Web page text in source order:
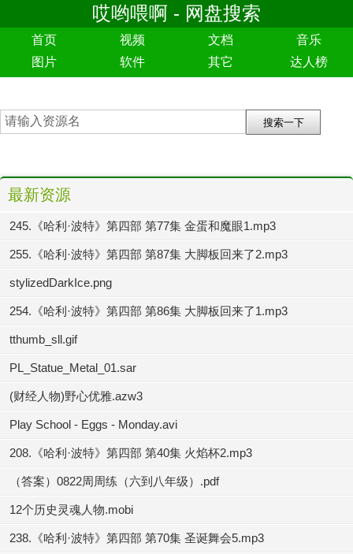
哎哟喂啊 - 网盘搜索
首页 视频 文档
音乐
图片
软件 其它 达人榜
最新资源
245.《哈利·波特》第四部 第77集 金蛋和魔眼1.mp3
255.《哈利·波特》第四部 第87集 大脚板回来了2.mp3
stylizedDarkIce.png
254.《哈利·波特》第四部 第86集 大脚板回来了1.mp3
tthumb_sll.gif
PL_Statue_Metal_01.sar
(财经人物)野心优雅.azw3
Play School - Eggs - Monday.avi
208.《哈利·波特》第四部 第40集 火焰杯2.mp3
（答案）0822周周练（六到八年级）.pdf
12个历史灵魂人物.mobi
238.《哈利·波特》第四部 第70集 圣诞舞会5.mp3